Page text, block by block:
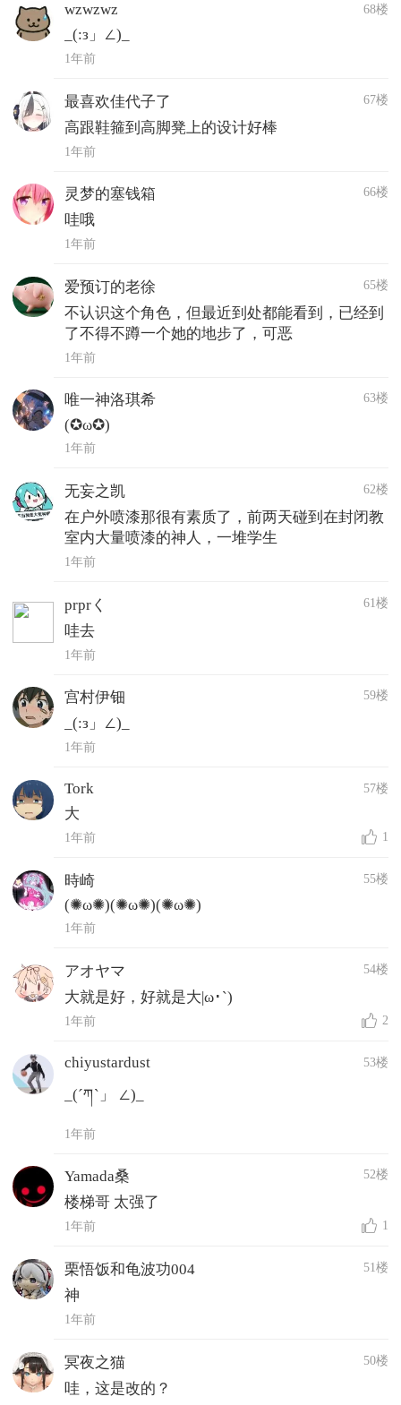
wzwzwz 68楼
_(:з」∠)_
1年前
最喜欢佳代子了 67楼
高跟鞋箍到高脚凳上的设计好棒
1年前
灵梦的塞钱箱 66楼
哇哦
1年前
爱预订的老徐 65楼
不认识这个角色，但最近到处都能看到，已经到
了不得不蹲一个她的地步了，可恶
1年前
唯一神洛琪希 63楼
(✪ω✪)
1年前
无妄之凯 62楼
在户外喷漆那很有素质了，前两天碰到在封闭教
室内大量喷漆的神人，一堆学生
1年前
prprく 61楼
哇去
1年前
宫村伊钿 59楼
_(:з」∠)_
1年前
Tork 57楼
大
1年前 1
時崎 55楼
(✺ω✺)(✺ω✺)(✺ω✺)
1年前
アオヤマ 54楼
大就是好，好就是大|ω･`)
1年前 2
chiyustardust 53楼
_(´ཀ`」 ∠)_
1年前
Yamada桑 52楼
楼梯哥 太强了
1年前 1
栗悟饭和龟波功004 51楼
神
1年前
冥夜之猫 50楼
哇，这是改的？